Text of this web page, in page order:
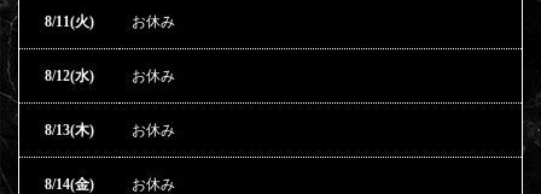
8/11(火)
8/12(水)
お休み
お休み
8/13(木)
8/14(金)
お休み
お休み